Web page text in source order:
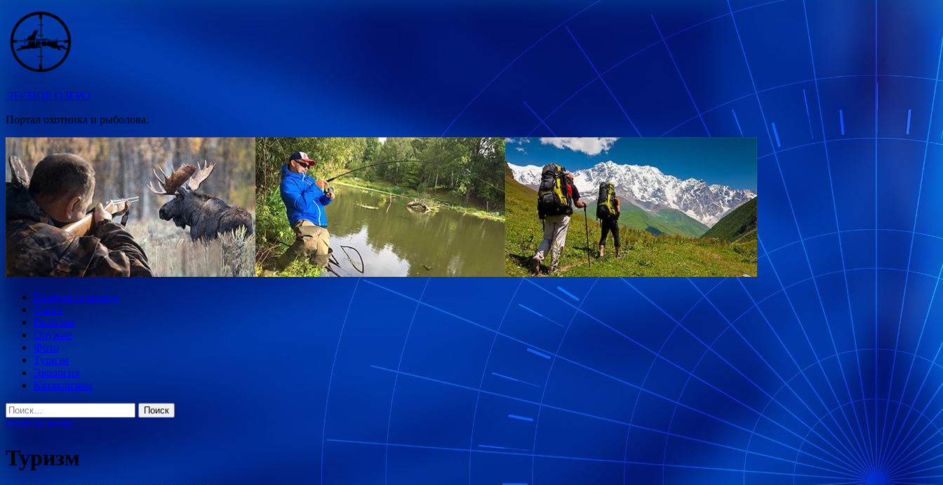
Перейти
содержимому
ЛЕСНОЕ ОЗЕРО
Портал охотника и рыболова.
Главная страница
Охота
Рыбалка
Оружие
Фото
Туризм
Экология
Катаклизмы
Найти:
Главное меню
Туризм